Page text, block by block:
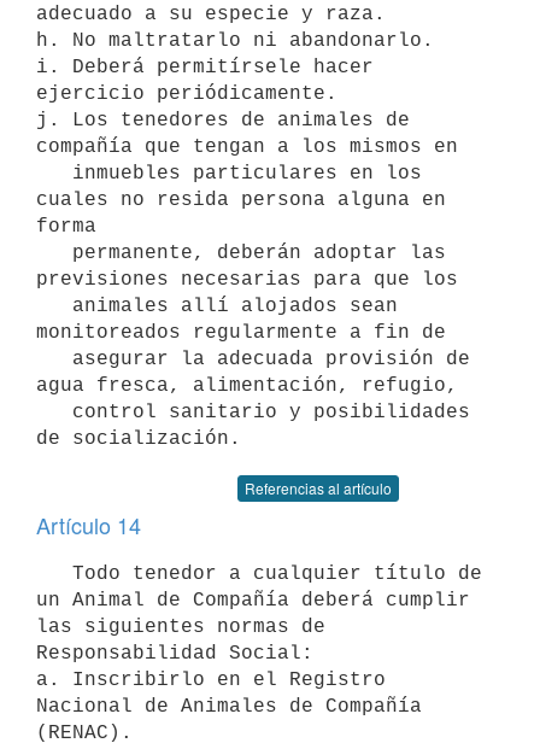
adecuado a su especie y raza.
h. No maltratarlo ni abandonarlo.
i. Deberá permitírsele hacer
ejercicio periódicamente.
j. Los tenedores de animales de
compañía que tengan a los mismos en
cuales no resida persona alguna en
forma
previsiones necesarias para que los
monitoreados regularmente a fin de
agua fresca, alimentación, refugio,
Referencias al artículo
Artículo 14
un Animal de Compañía deberá cumplir
las siguientes normas de
Responsabilidad Social:
a. Inscribirlo en el Registro
Nacional de Animales de Compañía
(RENAC).